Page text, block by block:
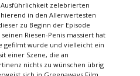
zelebrierten
in den Allerwertesten
zu Beginn der Episode
Riesen-Penis massiert hat
gefilmt wurde und vielleicht ein
einer Szene, die an
nichts zu wünschen übrig